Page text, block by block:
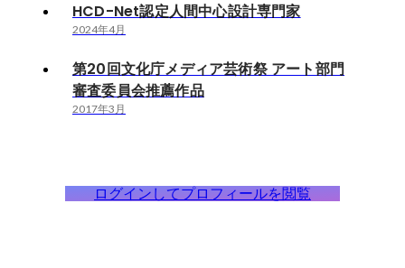
HCD-Net認定人間中心設計専門家
2024年4月
第20回文化庁メディア芸術祭 アート部門
審査委員会推薦作品
2017年3月
ログインしてプロフィールを閲覧